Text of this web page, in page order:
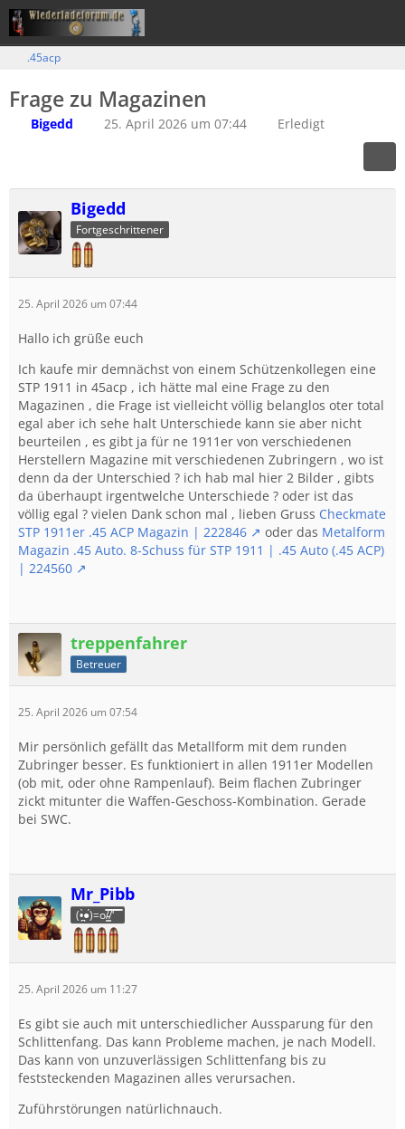
.45acp
Frage zu Magazinen
Bigedd 25. April 2026 um 07:44 Erledigt
Bigedd
Fortgeschrittener
25. April 2026 um 07:44
Hallo ich grüße euch
Ich kaufe mir demnächst von einem Schützenkollegen eine
STP 1911 in 45acp , ich hätte mal eine Frage zu den
Magazinen , die Frage ist vielleicht völlig belanglos oter total
egal aber ich sehe halt Unterschiede kann sie aber nicht
beurteilen , es gibt ja für ne 1911er von verschiedenen
Herstellern Magazine mit verschiedenen Zubringern , wo ist
denn da der Unterschied ? ich hab mal hier 2 Bilder , gibts
da überhaupt irgentwelche Unterschiede ? oder ist das
völlig egal ? vielen Dank schon mal , lieben Gruss Checkmate
STP 1911er .45 ACP Magazin | 222846
oder das Metalform
Magazin .45 Auto. 8-Schuss für STP 1911 | .45 Auto (.45 ACP)
| 224560
treppenfahrer
Betreuer
25. April 2026 um 07:54
Mir persönlich gefällt das Metallform mit dem runden
Zubringer besser. Es funktioniert in allen 1911er Modellen
(ob mit, oder ohne Rampenlauf). Beim flachen Zubringer
zickt mitunter die Waffen-Geschoss-Kombination. Gerade
bei SWC.
Mr_Pibb
(•̪̀●́)=o/̵͇̿̿/'̿̿ ̿ ̿̿
25. April 2026 um 11:27
Es gibt sie auch mit unterschiedlicher Aussparung für den
Schlittenfang. Das kann Probleme machen, je nach Modell.
Das kann von unzuverlässigen Schlittenfang bis zu
feststeckenden Magazinen alles verursachen.
Zuführstörungen natürlichnauch.